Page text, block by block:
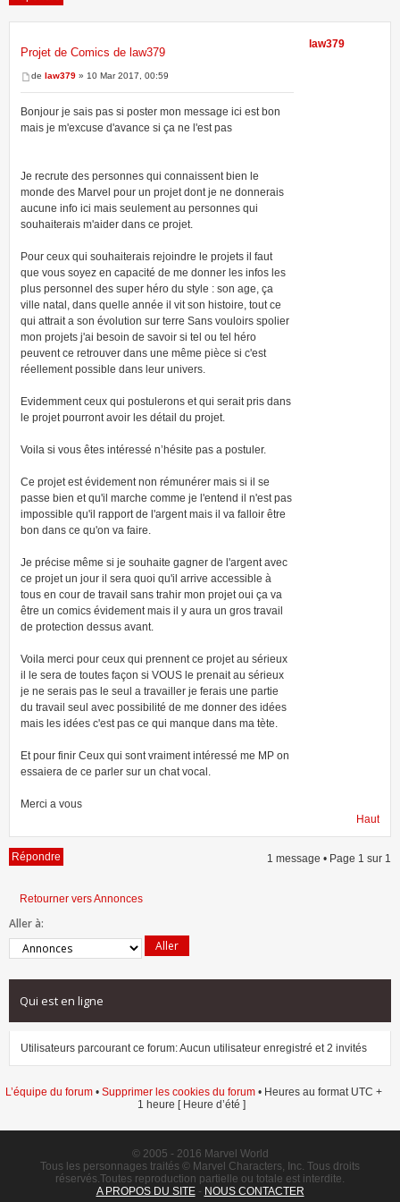
Projet de Comics de law379
de law379 » 10 Mar 2017, 00:59
Bonjour je sais pas si poster mon message ici est bon
mais je m'excuse d'avance si ça ne l'est pas
Je recrute des personnes qui connaissent bien le
monde des Marvel pour un projet dont je ne donnerais
aucune info ici mais seulement au personnes qui
souhaiterais m'aider dans ce projet.
Pour ceux qui souhaiterais rejoindre le projets il faut
que vous soyez en capacité de me donner les infos les
plus personnel des super héro du style : son age, ça
ville natal, dans quelle année il vit son histoire, tout ce
qui attrait a son évolution sur terre Sans vouloirs spolier
mon projets j'ai besoin de savoir si tel ou tel héro
peuvent ce retrouver dans une même pièce si c'est
réellement possible dans leur univers.
Evidemment ceux qui postulerons et qui serait pris dans
le projet pourront avoir les détail du projet.
Voila si vous êtes intéressé n’hésite pas a postuler.
Ce projet est évidement non rémunérer mais si il se
passe bien et qu'il marche comme je l'entend il n'est pas
impossible qu'il rapport de l'argent mais il va falloir être
bon dans ce qu'on va faire.
Je précise même si je souhaite gagner de l'argent avec
ce projet un jour il sera quoi qu'il arrive accessible à
tous en cour de travail sans trahir mon projet oui ça va
être un comics évidement mais il y aura un gros travail
de protection dessus avant.
Voila merci pour ceux qui prennent ce projet au sérieux
il le sera de toutes façon si VOUS le prenait au sérieux
je ne serais pas le seul a travailler je ferais une partie
du travail seul avec possibilité de me donner des idées
mais les idées c'est pas ce qui manque dans ma tète.
Et pour finir Ceux qui sont vraiment intéressé me MP on
essaiera de ce parler sur un chat vocal.
Merci a vous
law379
Haut
Répondre 1 message • Page 1 sur 1
Retourner vers Annonces
Aller à:
Qui est en ligne
Utilisateurs parcourant ce forum: Aucun utilisateur enregistré et 2 invités
L’équipe du forum• Supprimer les cookies du forum• Heures au format UTC +
1 heure [ Heure d’été ]
© 2005 - 2016 Marvel World
Tous les personnages traités © Marvel Characters, Inc. Tous droits
réservés.Toutes reproduction partielle ou totale est interdite.
A PROPOS DU SITE- NOUS CONTACTER